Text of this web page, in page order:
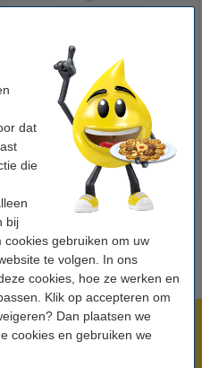
dat
die
bij
cookies gebruiken om uw
te volgen. In ons
cookies, hoe ze werken en
Klik op accepteren om
Dan plaatsen we
cookies en gebruiken we
123inkt kopieerpapier 1 pak van
500 vellen A4 - 80 g/m²
€ 7,25 Incl. 21% btw
in huis!